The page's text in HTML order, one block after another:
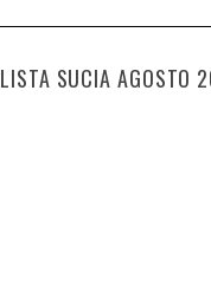
LISTA SUCIA AGOSTO